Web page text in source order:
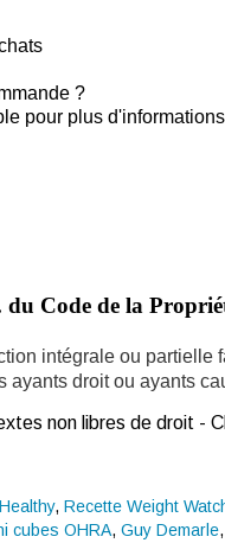
?
pour plus
du Code de la
intégrale ou partielle
ayants droit ou ayants
non libres de droit -
, Recette Weight
cubes OHRA, Guy Demarle